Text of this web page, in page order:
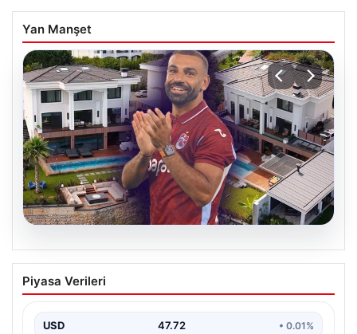
Yan Manşet
08.08.2026
Salah’ın Trabzon’da yaşayacağı lüks
villa belli oldu! Resmen yok yok…
Piyasa Verileri
USD 47.72 • 0.01%